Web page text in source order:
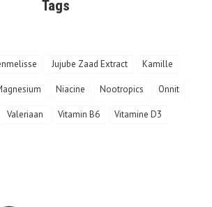
Tags
Jujube Zaad Extract Kamille
Niacine Nootropics Onnit
Valeriaan Vitamin B6 Vitamine D3